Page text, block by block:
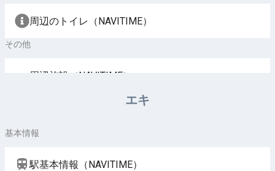
周辺のトイレ（NAVITIME）
その他
周辺施設（NAVITIME）
エキ
基本情報
駅基本情報（NAVITIME）